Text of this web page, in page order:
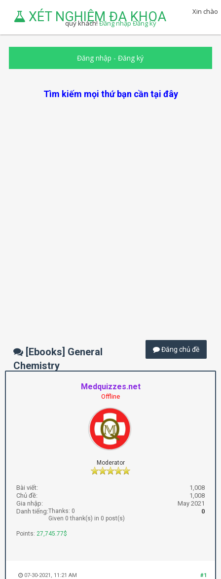
XÉT NGHIỆM ĐA KHOA
Xin chào
quý khách!Đăng nhậpĐăng ký
Đăng nhập -Đăng ký
Tìm kiếm mọi thứ bạn cần tại đây
Đăng chủ đề
[Ebooks] General
Chemistry
Medquizzes.net
Offline
Moderator
Bài viết:
1,008
Chủ đề:
1,008
Gia nhập:
May 2021
Danh tiếng:
0
Thanks: 0
Given 0 thank(s) in 0 post(s)
Points: 27,745.77$
#1
07-30-2021, 11:21 AM